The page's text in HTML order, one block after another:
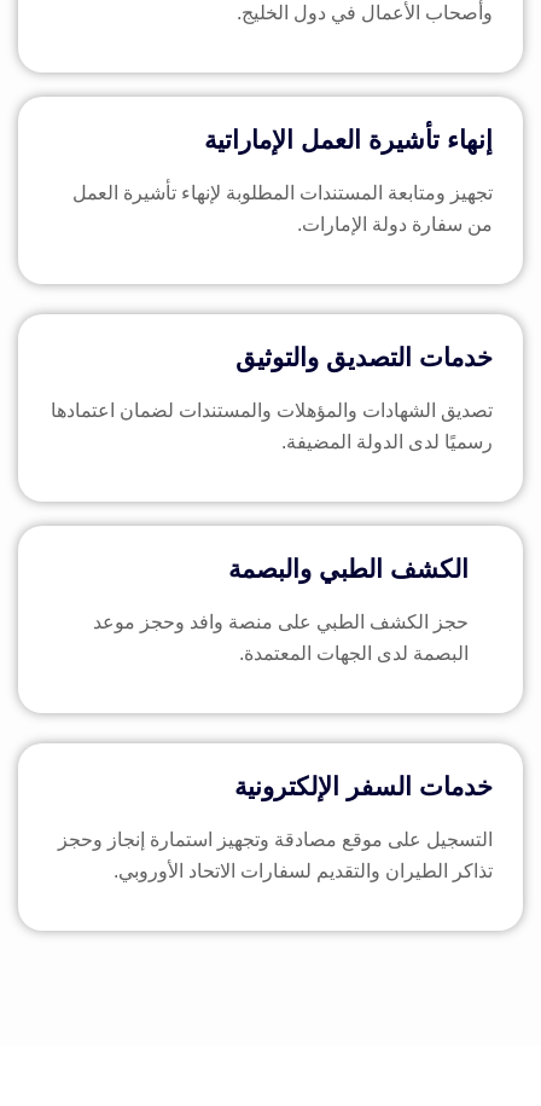
وأصحاب الأعمال في دول الخليج.
إنهاء تأشيرة العمل الإماراتية
تجهيز ومتابعة المستندات المطلوبة لإنهاء تأشيرة العمل
من سفارة دولة الإمارات.
خدمات التصديق والتوثيق
تصديق الشهادات والمؤهلات والمستندات لضمان اعتمادها
رسميًا لدى الدولة المضيفة.
الكشف الطبي والبصمة
حجز الكشف الطبي على منصة وافد وحجز موعد
البصمة لدى الجهات المعتمدة.
خدمات السفر الإلكترونية
التسجيل على موقع مصادقة وتجهيز استمارة إنجاز وحجز
تذاكر الطيران والتقديم لسفارات الاتحاد الأوروبي.